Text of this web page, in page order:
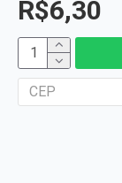
R$6,30